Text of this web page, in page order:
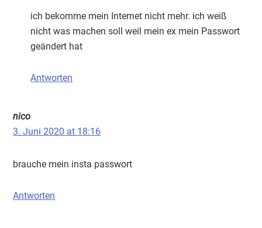
ich bekomme mein Internet nicht mehr. ich weiß
nicht was machen soll weil mein ex mein Passwort
geändert hat
Antworten
nico
3. Juni 2020 at 18:16
brauche mein insta passwort
Antworten